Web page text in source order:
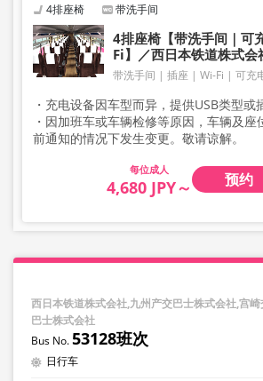
4排座椅 带洗手间
4排座椅【带洗手间｜可
Fi】／西日本铁道株式会
带洗手间 插座 Wi-Fi 可充
・充电设备因车型而异，提供USB类型或
・因加班车或车辆检修等原因，车辆及座
前通知的情况下发生变更。敬请谅解。
成人
4,680 JPY～ 预约
西日本铁道株式会社,九州产交巴士株式会社,宫崎
巴士株式会社
53128班次
日行车